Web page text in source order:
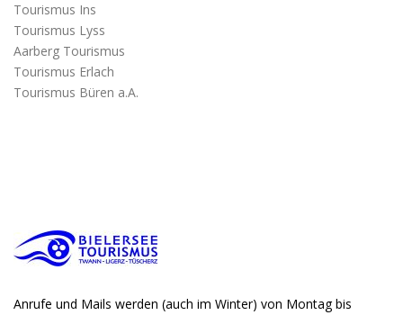
Tourismus Ins
Tourismus Lyss
Aarberg Tourismus
Tourismus Erlach
Tourismus Büren a.A.
Anrufe und Mails werden (auch im Winter) von Montag bis